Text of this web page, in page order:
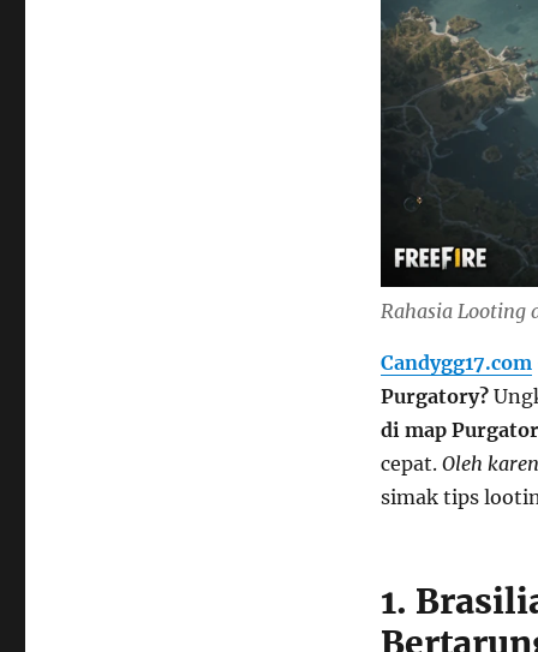
Rahasia Looting
Candygg17.com
Purgatory?
di map
cepat. Oleh
simak tips
1.